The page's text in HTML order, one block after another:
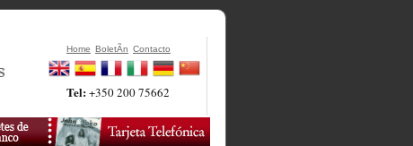
Home BoletÃ­n Contacto
Tel:+350 200 75662